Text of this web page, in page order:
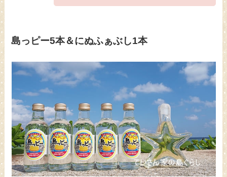
島っピー5本＆にぬふぁぶし1本